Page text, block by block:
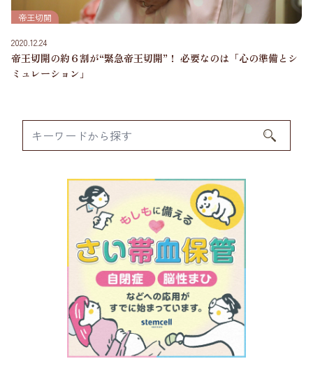
帝王切開
2020.12.24
帝王切開の約６割が“緊急帝王切開”！ 必要なのは「心の準備とシ
ミュレーション」